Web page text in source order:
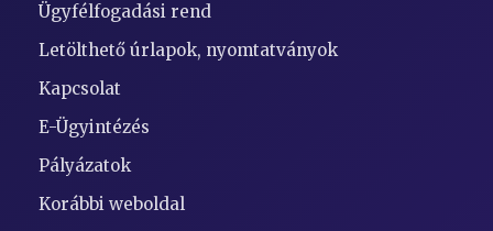
Ügyfélfogadási rend
Letölthető úrlapok, nyomtatványok
Kapcsolat
E-Ügyintézés
Pályázatok
Korábbi weboldal